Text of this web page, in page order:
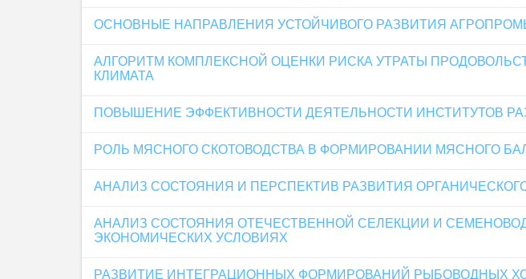
ОСНОВНЫЕ НАПРАВЛЕНИЯ УСТОЙЧИВОГО РАЗВИТИЯ
АЛГОРИТМ КОМПЛЕКСНОЙ ОЦЕНКИ РИСКА УТРАТЫ
КЛИМАТА
ПОВЫШЕНИЕ ЭФФЕКТИВНОСТИ ДЕЯТЕЛЬНОСТИ ИНСТИТУТОВ
РОЛЬ МЯСНОГО СКОТОВОДСТВА В ФОРМИРОВАНИИ МЯСНОГО
АНАЛИЗ СОСТОЯНИЯ И ПЕРСПЕКТИВ РАЗВИТИЯ
АНАЛИЗ СОСТОЯНИЯ ОТЕЧЕСТВЕННОЙ СЕЛЕКЦИИ И
ЭКОНОМИЧЕСКИХ УСЛОВИЯХ
РАЗВИТИЕ ИНТЕГРАЦИОННЫХ ФОРМИРОВАНИЙ РЫБОВОДНЫХ